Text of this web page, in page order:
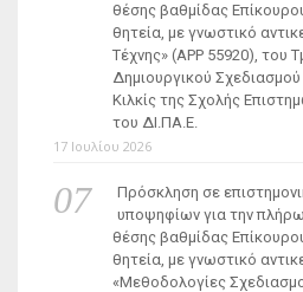
θέσης βαθμίδας
θητεία, με γνωστικό
Τέχνης» (ΑΡΡ 55920), του
Δημιουργικού
Κιλκίς της Σχολής
του ΔΙ.ΠΑ.Ε.
17 Ιουλίου 2026
Πρόσκληση σε
υποψηφίων για την
θέσης βαθμίδας
θητεία, με γνωστικό
«Μεθοδολογίες